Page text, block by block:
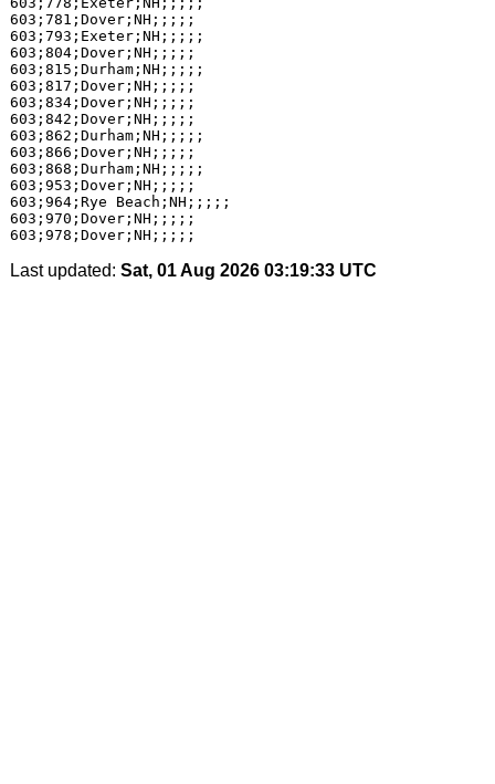
603;781;Dover;NH;;;;;
603;793;Exeter;NH;;;;;
603;804;Dover;NH;;;;;
603;815;Durham;NH;;;;;
603;817;Dover;NH;;;;;
603;834;Dover;NH;;;;;
603;842;Dover;NH;;;;;
603;862;Durham;NH;;;;;
603;866;Dover;NH;;;;;
603;868;Durham;NH;;;;;
603;953;Dover;NH;;;;;
603;964;Rye Beach;NH;;;;;
603;970;Dover;NH;;;;;
Last updated: Sat, 01 Aug 2026 03:19:33 UTC